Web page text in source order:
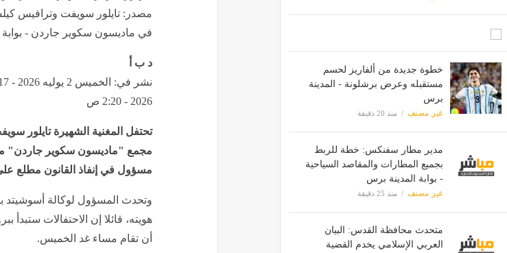
خطوة جديدة من ألفاريز لحسم
مستقبله وعرض برشلونة - المدينة
برس
غير مصنف منذ 20 دقيقة
مدير مطار سفنكس: خطة للربط
بجميع المطارات والمقاصد السياحية
- بوابة المدينة برس
غير مصنف منذ 25 دقيقة
متحدث محافظة القدس: البيان
العربي الإسلامي يخدم القضية
مصدر: تايلور سويفت وترافيس
في ماديسون سكوير جاردن - بوابة
د ب أ
2026 - 2:20 ص
تحتفل المغنية الشهيرة تايلور
مجمع "ماديسون سكوير جاردن"
مسؤول في إنفاذ القانون مطلع
وتحدث المسؤول لوكالة
هويته، قائلا إن الاحتفالات
أن تقام مساء غد الخميس.